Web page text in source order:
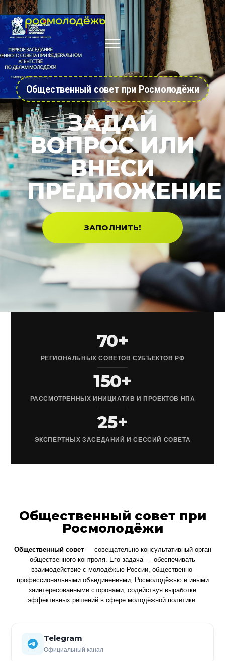
Общественный совет при Росмолодёжи
ЗАДАЙ
ВОПРОС ИЛИ
ВНЕСИ
ПРЕДЛОЖЕНИЕ
ЗАПОЛНИТЬ!
70+
РЕГИОНАЛЬНЫХ СОВЕТОВ СУБЪЕКТОВ РФ
150+
РАССМОТРЕННЫХ ИНИЦИАТИВ И ПРОЕКТОВ НПА
25+
ЭКСПЕРТНЫХ ЗАСЕДАНИЙ И СЕССИЙ СОВЕТА
Общественный совет при
Росмолодёжи
Общественный совет— совещательно-консультативный орган
общественного контроля. Его задача — обеспечивать
взаимодействие с молодёжью России, общественно-
профессиональными объединениями, Росмолодёжью и иными
заинтересованными сторонами, содействуя выработке
эффективных решений в сфере молодёжной политики.
Telegram
Официальный канал